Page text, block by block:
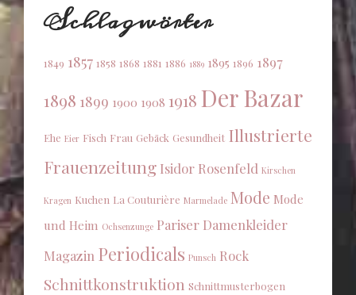
Schlagwörter
1849 1857 1858 1868 1881 1886 1889 1895 1896 1897
1898 1899 1900 1908 1918 Der Bazar
Ehe Eier Fisch Frau Gebäck Gesundheit Illustrierte
Frauenzeitung Isidor Rosenfeld Kirschen
Kragen Kuchen La Couturière Marmelade Mode Mode
und Heim Ochsenzunge Pariser Damenkleider
Magazin Periodicals Punsch Rock
Schnittkonstruktion Schnittmusterbogen